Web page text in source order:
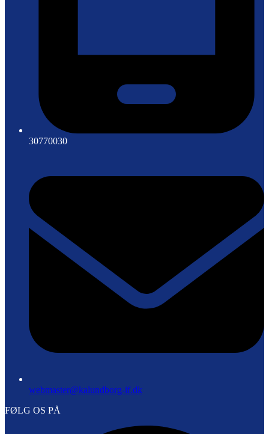
30770030
webmaster@kalundborg-if.dk
FØLG OS PÅ